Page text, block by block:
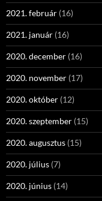
2021. február (16)
2021. január (16)
2020. december (16)
2020. november (17)
2020. október (12)
2020. szeptember (15)
2020. augusztus (15)
2020. július (7)
2020. június (14)